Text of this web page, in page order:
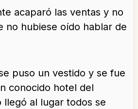
acaparó las ventas y no
no hubiese oído hablar de
puso un vestido y se fue
conocido hotel del
llegó al lugar todos se